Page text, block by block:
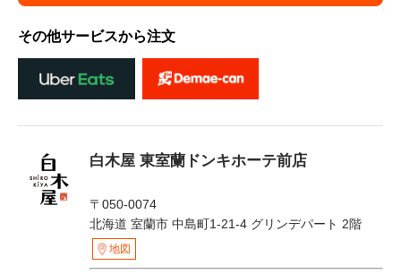
その他サービスから注文
白木屋 東室蘭ドンキホーテ前店
〒050-0074
北海道 室蘭市 中島町1-21-4 グリンデパート 2階
地図